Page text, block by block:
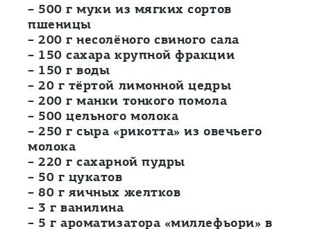
– 500 г муки из мягких сортов
пшеницы
– 200 г несолёного свиного сала
– 150 сахара крупной фракции
– 150 г воды
– 20 г тёртой лимонной цедры
– 200 г манки тонкого помола
– 500 цельного молока
– 250 г сыра «рикотта» из овечьего
молока
– 220 г сахарной пудры
– 50 г цукатов
– 80 г яичных желтков
– 3 г ванилина
– 5 г ароматизатора «миллефьори» в